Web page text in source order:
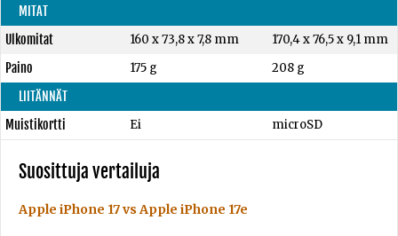
MITAT
Ulkomitat
160 x 73,8 x 7,8 mm
170,4 x 76,5 x 9,1 mm
Paino
175 g
208 g
LIITÄNNÄT
Muistikortti
Ei microSD
Suosittuja vertailuja
Apple iPhone 17 vs Apple iPhone 17e